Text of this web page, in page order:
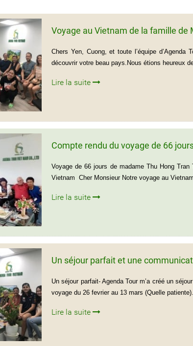
Voyage au Vietnam de la famille de
Chers Yen, Cuong, et toute l’équipe
découvrir votre beau pays.Nous étions heureux
Lire la suite
Compte rendu du voyage de 66
Voyage de 66 jours de madame Thu Hong
Vietnam Cher Monsieur Notre voyage au
Lire la suite
Un séjour parfait et une
Un séjour parfait- Agenda Tour m’a créé un
voyage du 26 fevrier au 13 mars (Quelle
Lire la suite